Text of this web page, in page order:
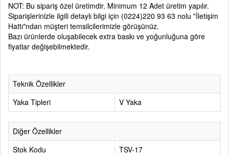
NOT: Bu sipariş özel üretimdir. Minimum 12 Adet üretim yapılır.
Siparişlerinizle ilgili detaylı bilgi için (0224)220 93 63 nolu "İletişim
Hattı"ndan müşteri temsilcilerimizle görüşünüz.
Bazı ürünlerde oluşabilecek extra baskı ve yoğunluğuna göre
fiyatlar değişebilmektedir.
Teknik Özellikler
Yaka Tipleri
V Yaka
Diğer Özellikler
Stok Kodu
TSV-17